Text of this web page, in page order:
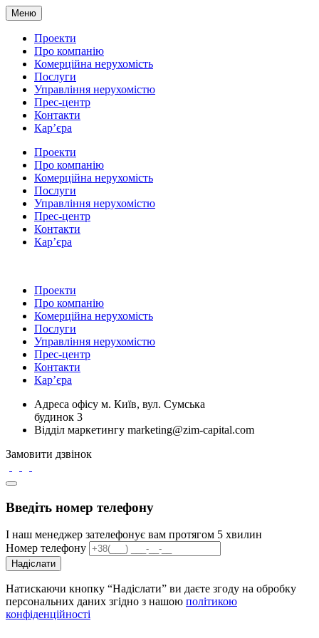
Меню
Проекти
Про компанію
Комерційна нерухомість
Послуги
Управління нерухомістю
Прес-центр
Контакти
Кар’єра
Проекти
Про компанію
Комерційна нерухомість
Послуги
Управління нерухомістю
Прес-центр
Контакти
Кар’єра
Проекти
Про компанію
Комерційна нерухомість
Послуги
Управління нерухомістю
Прес-центр
Контакти
Кар’єра
Адреса офісу м. Київ, вул. Сумська
будинок 3
Відділ маркетингу marketing@zim-capital.com
Замовити дзвінок
Введіть номер телефону
І наш менеджер зателефонує вам протягом 5 хвилин
Номер телефону
Надіслати
Натискаючи кнопку “Надіслати” ви даєте згоду на обробку
персональних даних згідно з нашою політикою
конфіденційності